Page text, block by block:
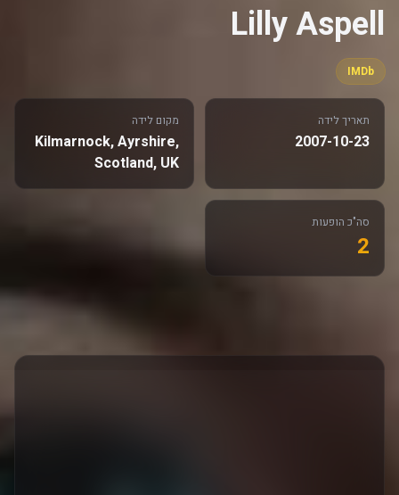
Lilly Aspell
IMDb
תאריך לידה
2007-10-23
מקום לידה
Kilmarnock, Ayrshire,
Scotland, UK
סה"כ הופעות
2